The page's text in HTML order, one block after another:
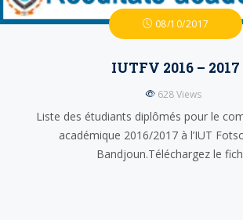
08/10/2017
IUTFV 2016 – 2017
628Views
Liste des étudiants diplômés pour le
académique 2016/2017 à l’IUT
Bandjoun.Téléchargez le